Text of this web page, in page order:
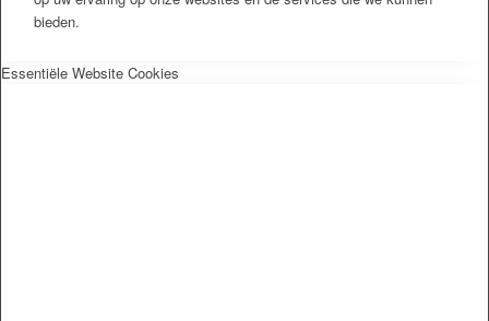
bieden.
Essentiële Website Cookies